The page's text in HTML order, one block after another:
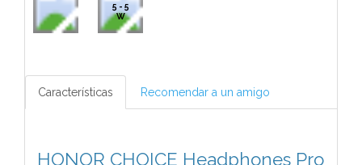
5 - 5
W
Características Recomendar a un amigo
HONOR CHOICE Headphones Pro